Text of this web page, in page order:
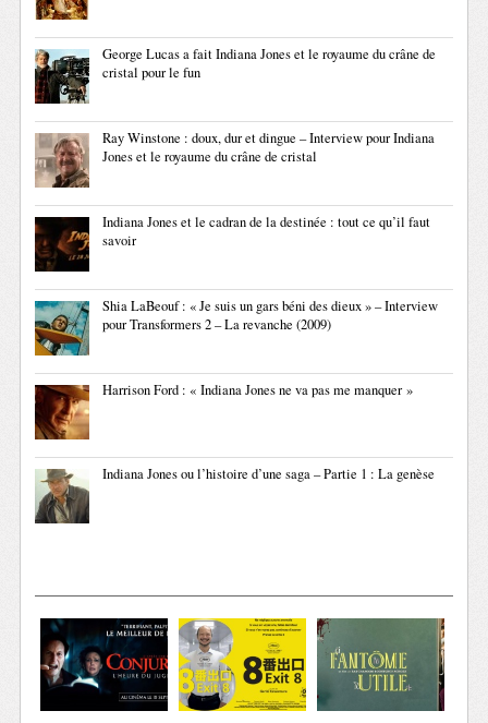
George Lucas a fait Indiana Jones et le royaume du crâne de
cristal pour le fun
Ray Winstone : doux, dur et dingue – Interview pour Indiana
Jones et le royaume du crâne de cristal
Indiana Jones et le cadran de la destinée : tout ce qu’il faut
savoir
Shia LaBeouf : « Je suis un gars béni des dieux » – Interview
pour Transformers 2 – La revanche (2009)
Harrison Ford : « Indiana Jones ne va pas me manquer »
Indiana Jones ou l’histoire d’une saga – Partie 1 : La genèse